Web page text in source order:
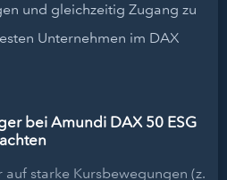
und gleichzeitig Zugang zu
Unternehmen im DAX
bei Amundi DAX 50 ESG
auf starke Kursbewegungen (z.